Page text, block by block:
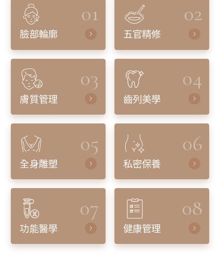
01
臉部輪廓
02
五官精修
03
膚質管理
04
齒列美學
05
全身雕塑
06
私密保養
07
功能醫學
08
健康管理